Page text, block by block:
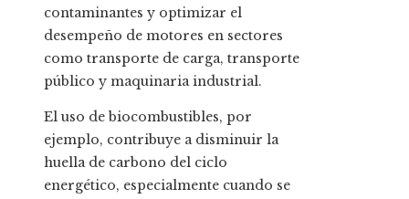
contaminantes y optimizar el
desempeño de motores en sectores
como transporte de carga, transporte
público y maquinaria industrial.
El uso de biocombustibles, por
ejemplo, contribuye a disminuir la
huella de carbono del ciclo
energético, especialmente cuando se